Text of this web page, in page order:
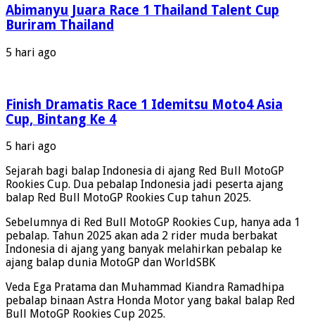
Daftar
Lengkapnya
Abimanyu Juara Race 1 Thailand Talent Cup
Buriram Thailand
5 hari ago
Finish Dramatis Race 1 Idemitsu Moto4 Asia
Cup, Bintang Ke 4
5 hari ago
Sejarah bagi balap Indonesia di ajang Red Bull MotoGP
Rookies Cup. Dua pebalap Indonesia jadi peserta ajang
balap Red Bull MotoGP Rookies Cup tahun 2025.
Sebelumnya di Red Bull MotoGP Rookies Cup, hanya ada 1
pebalap. Tahun 2025 akan ada 2 rider muda berbakat
Indonesia di ajang yang banyak melahirkan pebalap ke
ajang balap dunia MotoGP dan WorldSBK
Veda Ega Pratama dan Muhammad Kiandra Ramadhipa
pebalap binaan Astra Honda Motor yang bakal balap Red
Bull MotoGP Rookies Cup 2025.